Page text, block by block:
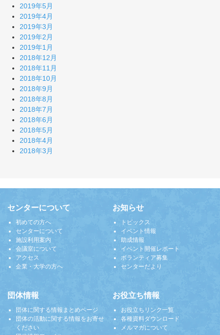
2019年5月
2019年4月
2019年3月
2019年2月
2019年1月
2018年12月
2018年11月
2018年10月
2018年9月
2018年8月
2018年7月
2018年6月
2018年5月
2018年4月
2018年3月
センターについて
初めての方へ
センターについて
施設利用案内
会議室について
アクセス
企業・大学の方へ
お知らせ
トピックス
イベント情報
助成情報
イベント開催レポート
ボランティア募集
センターだより
団体情報
団体に関する情報まとめページ
団体の活動に関する情報をお寄せ
ください
お役立ち情報
お役立ちリンク一覧
各種資料ダウンロード
メルマガについて